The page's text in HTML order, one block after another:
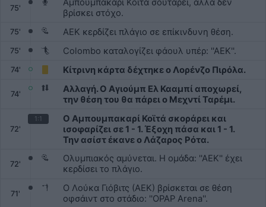
75'
Αμπουμπακαρί Κοϊτά σουτάρει, αλλά δεν
βρίσκει στόχο.
75' ΑΕΚ κερδίζει πλάγιο σε επίκινδυνη θέση.
75' Colombo καταλογίζει φάουλ υπέρ: ''ΑΕΚ''.
74' Κίτρινη κάρτα δέχτηκε ο Λορένζο Πιρόλα.
74'
Αλλαγή. Ο Αγιούμπ Ελ Κααμπί αποχωρεί,
την θέση του θα πάρει ο Μεχντί Ταρέμι.
72'
1:1
Ο Αμπουμπακαρί Κοϊτά σκοράρει και
ισοφαρίζει σε 1 - 1. Έξοχη πάσα και 1 - 1.
Την ασίστ έκανε ο Λάζαρος Ρότα.
72'
Ολυμπιακός αμύνεται. Η ομάδα: ''ΑΕΚ'' έχει
κερδίσει το πλάγιο.
71'
Ο Λούκα Γιόβιτς (ΑΕΚ) βρίσκεται σε θέση
οφσάιντ στο στάδιο: ''OPAP Arena''.